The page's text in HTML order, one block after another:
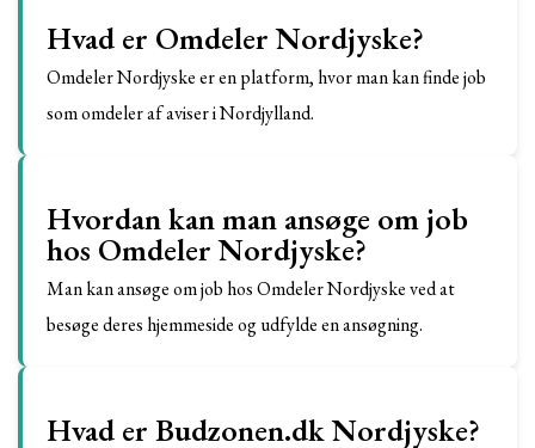
Hvad er Omdeler Nordjyske?
Omdeler Nordjyske er en platform, hvor man kan finde job
som omdeler af aviser i Nordjylland.
Hvordan kan man ansøge om job
hos Omdeler Nordjyske?
Man kan ansøge om job hos Omdeler Nordjyske ved at
besøge deres hjemmeside og udfylde en ansøgning.
Hvad er Budzonen.dk Nordjyske?